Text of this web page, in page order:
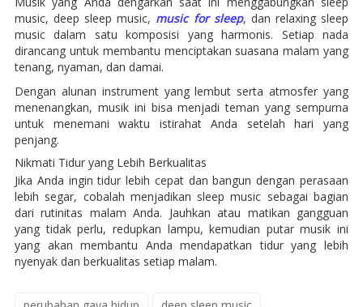
music, deep sleep music, music for sleep, dan relaxing sleep
music dalam satu komposisi yang harmonis. Setiap nada
dirancang untuk membantu menciptakan suasana malam yang
tenang, nyaman, dan damai.
Dengan alunan instrument yang lembut serta atmosfer yang
menenangkan, musik ini bisa menjadi teman yang sempurna
untuk menemani waktu istirahat Anda setelah hari yang
penjang.
Nikmati Tidur yang Lebih Berkualitas
Jika Anda ingin tidur lebih cepat dan bangun dengan perasaan
lebih segar, cobalah menjadikan sleep music sebagai bagian
dari rutinitas malam Anda. Jauhkan atau matikan gangguan
yang tidak perlu, redupkan lampu, kemudian putar musik ini
yang akan membantu Anda mendapatkan tidur yang lebih
nyenyak dan berkualitas setiap malam.